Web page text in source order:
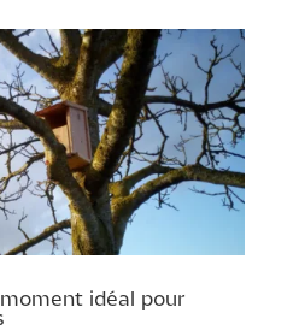
moment idéal pour